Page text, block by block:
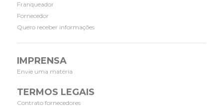
Franqueador
Fornecedor
Quero receber informações
IMPRENSA
Envie uma matéria
TERMOS LEGAIS
Contrato fornecedores